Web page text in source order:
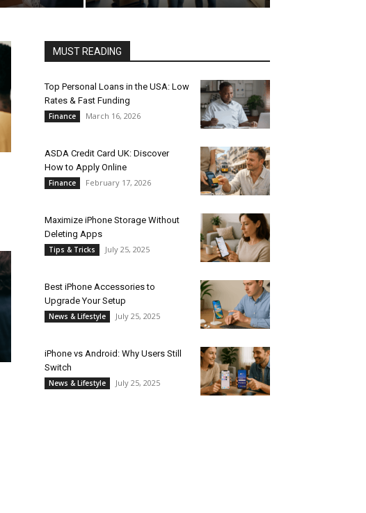
MUST READING
Top Personal Loans in the USA: Low
Rates & Fast Funding
Finance March 16, 2026
ASDA Credit Card UK: Discover
How to Apply Online
Finance February 17, 2026
Maximize iPhone Storage Without
Deleting Apps
Tips & Tricks July 25, 2025
Best iPhone Accessories to
Upgrade Your Setup
News & Lifestyle July 25, 2025
iPhone vs Android: Why Users Still
Switch
News & Lifestyle July 25, 2025